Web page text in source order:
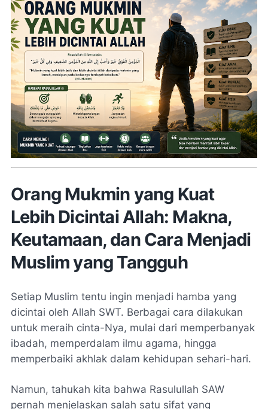
Orang Mukmin yang Kuat
Lebih Dicintai Allah: Makna,
Keutamaan, dan Cara Menjadi
Muslim yang Tangguh
Setiap Muslim tentu ingin menjadi hamba yang
dicintai oleh Allah SWT. Berbagai cara dilakukan
untuk meraih cinta-Nya, mulai dari memperbanyak
ibadah, memperdalam ilmu agama, hingga
memperbaiki akhlak dalam kehidupan sehari-hari.
Namun, tahukah kita bahwa Rasulullah SAW
pernah menjelaskan salah satu sifat yang